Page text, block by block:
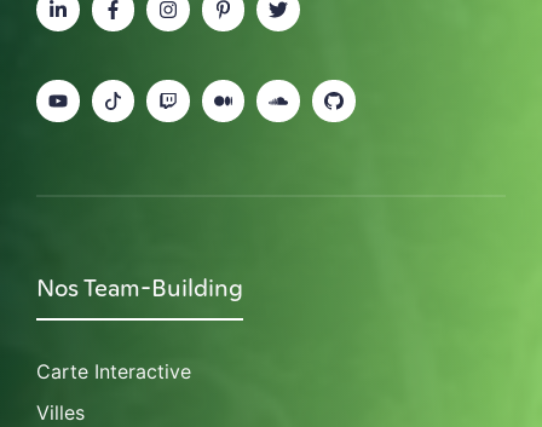
Nos Team-Building
Carte Interactive
Villes